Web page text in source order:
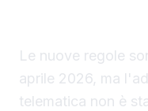
Le nuove regole
aprile 2026, ma
telematica non è